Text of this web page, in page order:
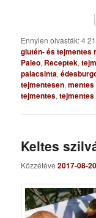
Ennyien olvasták: 4
glutén- és tejmentes
Paleo, Receptek,
palacsinta,
tejmentesen,
tejmentes,
Keltes
Közzétéve2017-08-20